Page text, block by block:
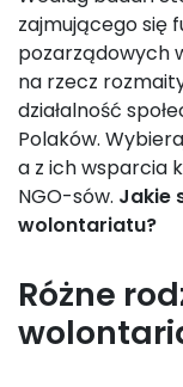
zajmującego się
pozarządowych
na rzecz
działalność
Polaków.
a z ich wsparcia
NGO-sów. Jakie
wolontariatu?
Różne